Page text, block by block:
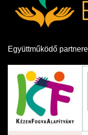
Együttműködő